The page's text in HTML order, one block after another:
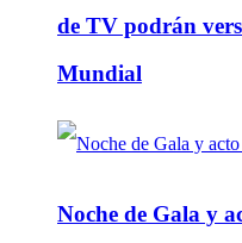
de TV podrán
Mundial
Noche de Gala y